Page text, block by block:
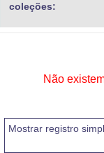
coleções:
Não
Mostrar registro